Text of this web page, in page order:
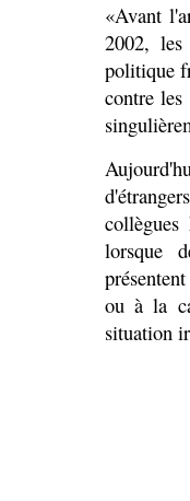
«Avant
2002,
politique
contre
lorsque
ou à la
situation